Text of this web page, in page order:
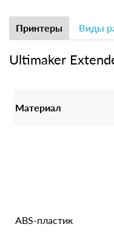
Принтеры Виды
Ultimaker
Материал
ABS-пластик